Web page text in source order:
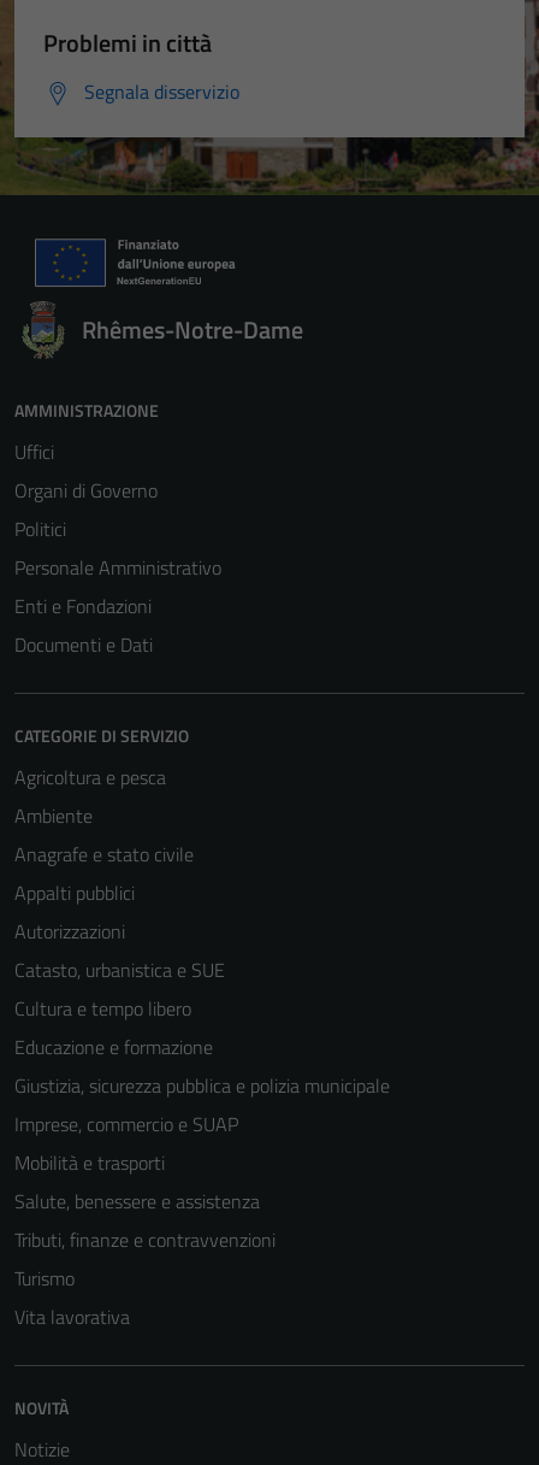
Problemi in città
Segnala disservizio
Rhêmes-Notre-Dame
AMMINISTRAZIONE
Uffici
Organi di Governo
Politici
Personale Amministrativo
Enti e Fondazioni
Documenti e Dati
CATEGORIE DI SERVIZIO
Agricoltura e pesca
Ambiente
Anagrafe e stato civile
Appalti pubblici
Autorizzazioni
Catasto, urbanistica e SUE
Cultura e tempo libero
Educazione e formazione
Giustizia, sicurezza pubblica e polizia municipale
Imprese, commercio e SUAP
Mobilità e trasporti
Salute, benessere e assistenza
Tributi, finanze e contravvenzioni
Turismo
Vita lavorativa
NOVITÀ
Notizie